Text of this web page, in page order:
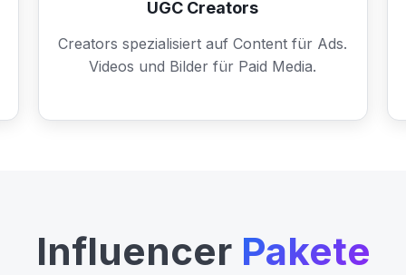
UGC Creators
Creators spezialisiert auf Content für Ads.
Videos und Bilder für Paid Media.
Influencer Pakete